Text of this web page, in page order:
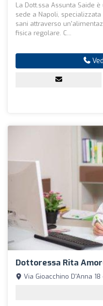
La Dott.ssa Assunta Saide
sede a Napoli,
sani attraverso
fisica regolare. C...
Dottoressa Rita
Via Gioacchino D'Anna